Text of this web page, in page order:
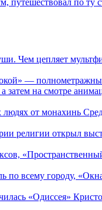
Чем цепляет
—
на смотре
от монахинь
религии открыл
по всему городу,
«Одиссея»